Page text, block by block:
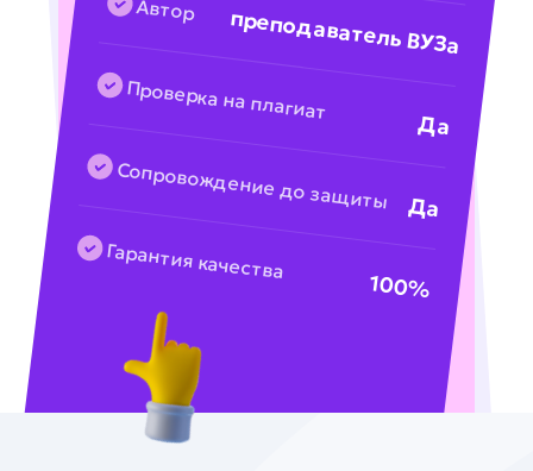
Автор преподаватель ВУЗа
Проверка на плагиат
Да
Сопровождение до защиты Да
Гарантия качества
100%